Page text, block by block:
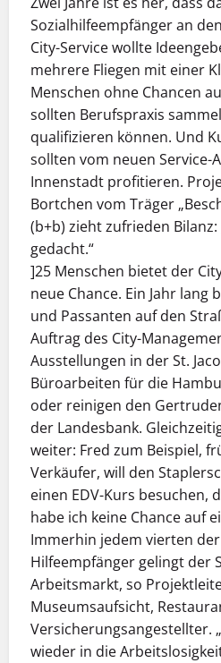
Sozialhilfeempfänger an
City-Service wollte
mehrere Fliegen mit einer
Menschen ohne Chancen
sollten Berufspraxis
qualifizieren können. Und
sollten vom neuen Service-
Innenstadt profitieren.
Bortchen vom Träger
(b+b) zieht zufrieden Bilanz:
gedacht.“
]25 Menschen bietet der
neue Chance. Ein Jahr lang
und Passanten auf den
Auftrag des City-
Ausstellungen in der St.
Büroarbeiten für die
oder reinigen den
der Landesbank.
weiter: Fred zum Beispiel,
Verkäufer, will den
einen EDV-Kurs besuchen,
habe ich keine Chance auf
Immerhin jedem vierten
Hilfeempfänger gelingt der
Arbeitsmarkt, so
Museumsaufsicht,
Versicherungsangestellter.
wieder in die